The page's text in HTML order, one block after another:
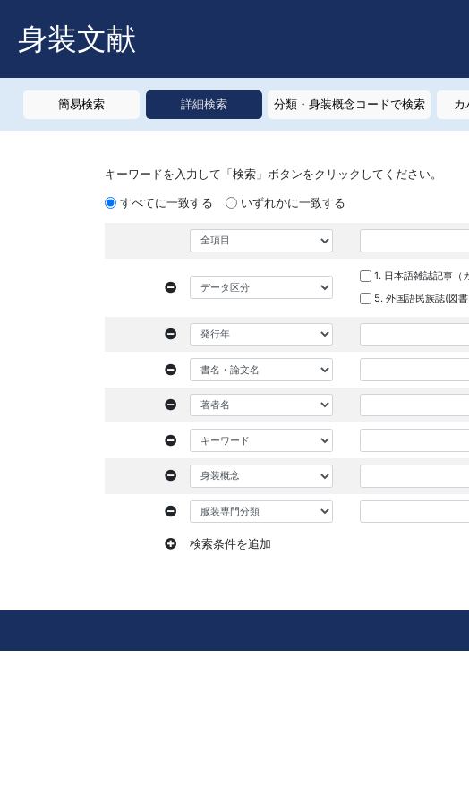
身装文献
簡易検索 詳細検索 分類・身装概念コードで検索 カ
キーワードを入力して「検索」ボタンをクリックしてください。
すべてに一致する
いずれかに一致する
1. 日本語雑誌記事（
5. 外国語民族誌(図
検索条件を追加